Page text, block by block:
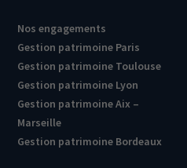
Nos engagements
Gestion patrimoine Paris
Gestion patrimoine Toulouse
Gestion patrimoine Lyon
Gestion patrimoine Aix –
Marseille
Gestion patrimoine Bordeaux